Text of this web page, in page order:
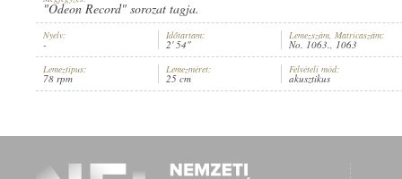
ELŐADÓ: ISMERETLEN KATONAZENEKAR
"Odeon Record" sorozat tagja.
Nyelv:
-
Időtartam:
2' 54"
Lemezszám, Matricaszám:
No. 1063., 1063
Lemeztípus:
78 rpm
Lemezméret:
25 cm
Felvételi mód:
akusztikus